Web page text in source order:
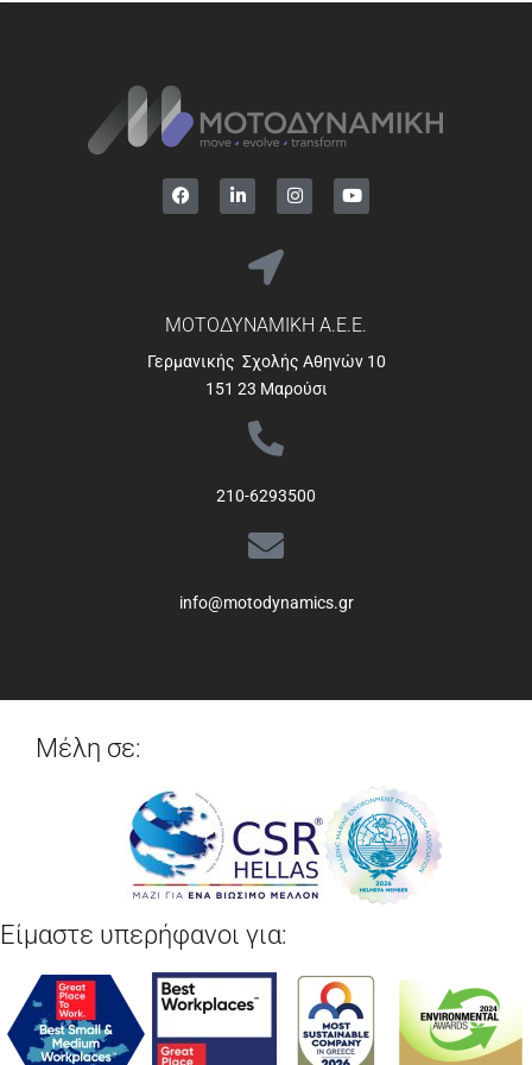
ΜΟΤΟΔΥΝΑΜΙΚΗ Α.Ε.Ε.
Γερμανικής Σχολής Αθηνών 10
151 23 Μαρούσι
210-6293500
info@motodynamics.gr
Μέλη σε:
Είμαστε υπερήφανοι για: